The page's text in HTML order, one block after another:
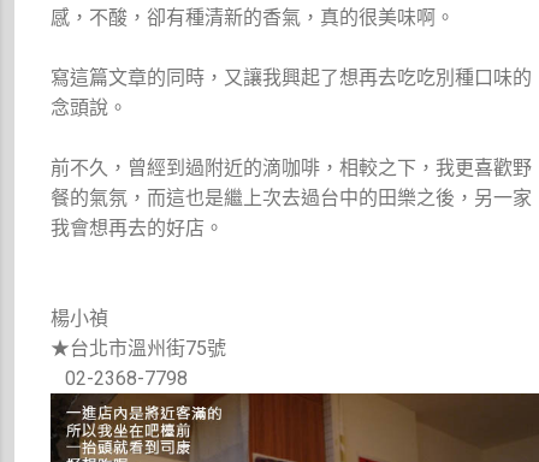
感，不酸，卻有種清新的香氣，真的很美味啊。
寫這篇文章的同時，又讓我興起了想再去吃吃別種口味的
念頭說。
前不久，曾經到過附近的滴咖啡，相較之下，我更喜歡野
餐的氣氛，而這也是繼上次去過台中的田樂之後，另一家
我會想再去的好店。
楊小禎
★台北市溫州街75號
02-2368-7798